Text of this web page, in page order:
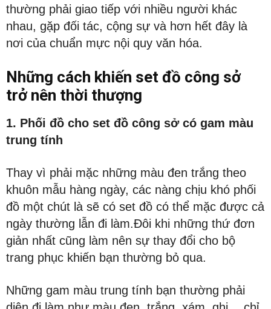
thường phải giao tiếp với nhiều người khác
nhau, gặp đối tác, cộng sự và hơn hết đây là
nơi của chuẩn mực nội quy văn hóa.
Những cách khiến set đồ công sở
trở nên thời thượng
1. Phối đồ cho set đồ công sở có gam màu
trung tính
Thay vì phải mặc những màu đen trắng theo
khuôn mẫu hàng ngày, các nàng chịu khó phối
đồ một chút là sẽ có set đồ có thể mặc được cả
ngày thường lẫn đi làm.Đôi khi những thứ đơn
giản nhất cũng làm nên sự thay đổi cho bộ
trang phục khiến bạn thường bỏ qua.
Những gam màu trung tính bạn thường phải